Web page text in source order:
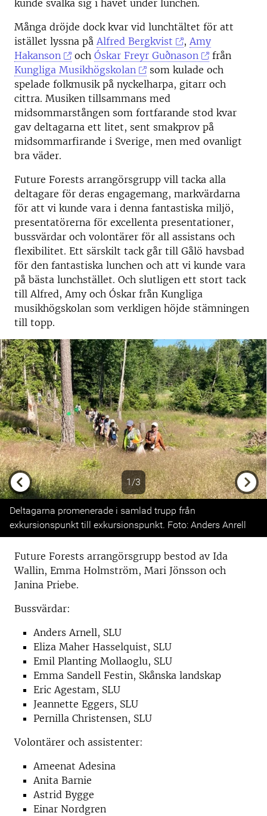
kunde svalka sig i havet under lunchen.
Många dröjde dock kvar vid lunchtältet för att
istället lyssna på Alfred Bergkvist ,Amy
Hakanson
ochÓskar Freyr Guðnason
från
Kungliga Musikhögskolan
som kulade och
spelade folkmusik på nyckelharpa, gitarr och
cittra. Musiken tillsammans med
midsommarstången som fortfarande stod kvar
gav deltagarna ett litet, sent smakprov på
midsommarfirande i Sverige, men med ovanligt
bra väder.
Future Forests arrangörsgrupp vill tacka alla
deltagare för deras engagemang, markvärdarna
för att vi kunde vara i denna fantastiska miljö,
presentatörerna för excellenta presentationer,
bussvärdar och volontärer för all assistans och
flexibilitet. Ett särskilt tack går till Gålö havsbad
för den fantastiska lunchen och att vi kunde vara
på bästa lunchstället. Och slutligen ett stort tack
till Alfred, Amy och Óskar från Kungliga
musikhögskolan som verkligen höjde stämningen
till topp.
1/3
Previous
Deltagarna promenerade i samlad trupp från
exkursionspunkt till exkursionspunkt. Foto: Anders Anrell
Future Forests arrangörsgrupp bestod av Ida
Wallin, Emma Holmström, Mari Jönsson och
Janina Priebe.
Bussvärdar:
Anders Arnell, SLU
Eliza Maher Hasselquist, SLU
Emil Planting Mollaoglu, SLU
Emma Sandell Festin, Skånska landskap
Eric Agestam, SLU
Jeannette Eggers, SLU
Pernilla Christensen, SLU
Volontärer och assistenter:
Ameenat Adesina
Anita Barnie
Astrid Bygge
Einar Nordgren